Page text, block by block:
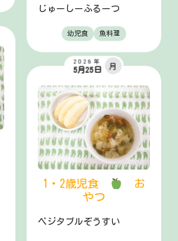
じゅーしーふるーつ
幼児食 魚料理
1・2歳児食
お
やつ
2026年
5月25日
月
ベジタブルぞうすい